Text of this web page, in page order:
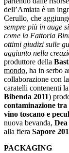
dell’Amiata è un
Cerullo, che
sempre più in auge
come la Fattoria
ottimi giudizi sulle
aggiunto nella
produttore della
mondo, ha in serbo
collaborazione con
caratelli contenenti
Bibenda 2011)
contaminazione
vino toscano e
nuova bevanda,
alla fiera Sapore
PACKAGING